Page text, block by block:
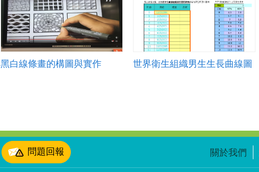
黑白線條畫的構圖與實作 世界衛生組織男生生長曲線圖
問題回報 關於我們